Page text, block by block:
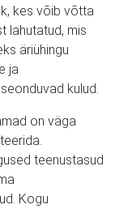
kes võib võtta
lahutatud, mis
äriühingu
ja
kulud.
on väga
teenustasud
Kogu